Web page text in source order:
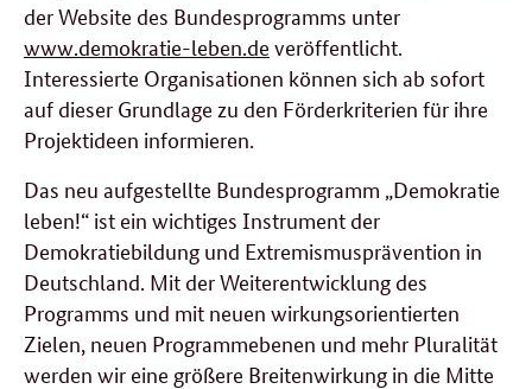
der Website des Bundesprogramms unter
www.demokratie-leben.de veröffentlicht.
Interessierte Organisationen können sich ab sofort
auf dieser Grundlage zu den Förderkriterien für ihre
Projektideen informieren.
Das neu aufgestellte Bundesprogramm „Demokratie
leben!“ ist ein wichtiges Instrument der
Demokratiebildung und Extremismusprävention in
Deutschland. Mit der Weiterentwicklung des
Programms und mit neuen wirkungsorientierten
Zielen, neuen Programmebenen und mehr Pluralität
werden wir eine größere Breitenwirkung in die Mitte